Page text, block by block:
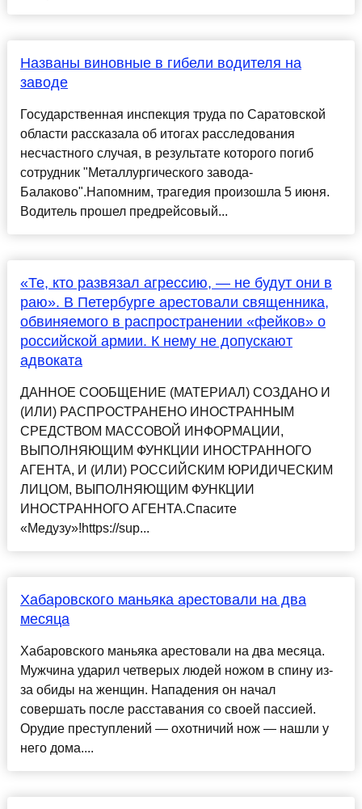
Названы виновные в гибели водителя на
заводе
Государственная инспекция труда по Саратовской
области рассказала об итогах расследования
несчастного случая, в результате которого погиб
сотрудник "Металлургического завода-
Балаково".Напомним, трагедия произошла 5 июня.
Водитель прошел предрейсовый...
«Те, кто развязал агрессию, — не будут они в
раю». В Петербурге арестовали священника,
обвиняемого в распространении «фейков» о
российской армии. К нему не допускают
адвоката
ДАННОЕ СООБЩЕНИЕ (МАТЕРИАЛ) СОЗДАНО И
(ИЛИ) РАСПРОСТРАНЕНО ИНОСТРАННЫМ
СРЕДСТВОМ МАССОВОЙ ИНФОРМАЦИИ,
ВЫПОЛНЯЮЩИМ ФУНКЦИИ ИНОСТРАННОГО
АГЕНТА, И (ИЛИ) РОССИЙСКИМ ЮРИДИЧЕСКИМ
ЛИЦОМ, ВЫПОЛНЯЮЩИМ ФУНКЦИИ
ИНОСТРАННОГО АГЕНТА.Спасите
«Медузу»!https://sup...
Хабаровского маньяка арестовали на два
месяца
Хабаровского маньяка арестовали на два месяца.
Мужчина ударил четверых людей ножом в спину из-
за обиды на женщин. Нападения он начал
совершать после расставания со своей пассией.
Орудие преступлений — охотничий нож — нашли у
него дома....